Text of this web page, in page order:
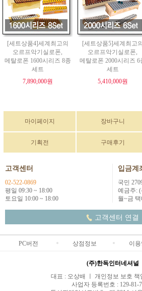
[세트상품4]세계최고의
오르프악기실로폰,
메탈로폰 1600시리즈 8종
세트
7,890,000원
[세트상품5]세계최고의
오르프악기실로폰,
메탈로폰 2000시리즈 6
세트
5,410,000원
마이페이지 장바구니
기획전 구매후기
고객센터
02-522-0869
평일 09:30 ~ 18:00
토요일 10:00 ~ 18:00
입금계
국민
예금주:
월~금
고객센터 연결
PC버전 상점정보 이
(주)한독인터네셔널
대표 : 오상배 ㅣ 개인정보 보호 책
사업자 등록번호 : 129-81-